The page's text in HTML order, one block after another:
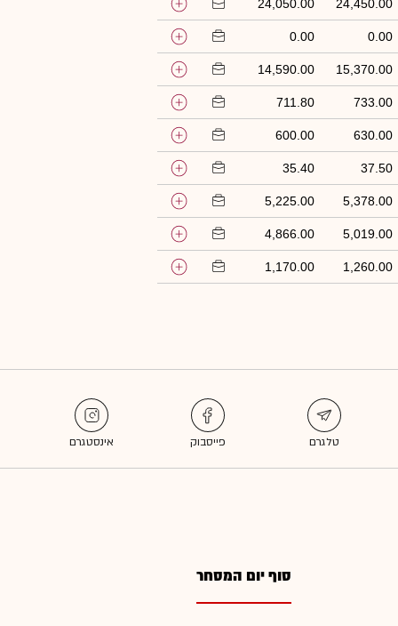
24,450.00
24,050.00
0.00
0.00
15,370.00
14,590.00
733.00
711.80
630.00
600.00
37.50
35.40
5,378.00
5,225.00
5,019.00
4,866.00
1,260.00
1,170.00
סוף יום המסחר